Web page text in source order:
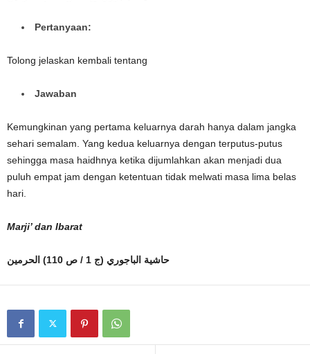
Pertanyaan:
Tolong jelaskan kembali tentang
Jawaban
Kemungkinan yang pertama keluarnya darah hanya dalam jangka
sehari semalam. Yang kedua keluarnya dengan terputus-putus
sehingga masa haidhnya ketika dijumlahkan akan menjadi dua
puluh empat jam dengan ketentuan tidak melwati masa lima belas
hari.
Marji’ dan Ibarat
حاشية الباجوري (ج 1 / ص 110) الحرمين